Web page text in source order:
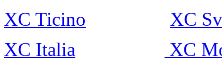
XC Ticino
XC
XC Italia
XC